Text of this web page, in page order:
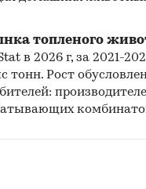
- Рис
-
-
В
HAJDU
топленого
в 2026 г, за 2021-
тонн. Рост